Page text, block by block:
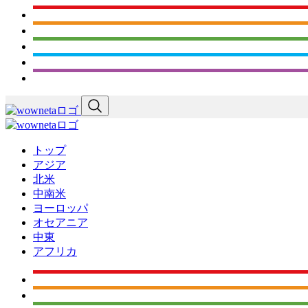
トップ
アジア
北米
中南米
ヨーロッパ
オセアニア
中東
アフリカ